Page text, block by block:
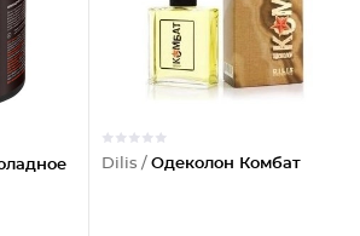
Dilis / Одеколон Комбат